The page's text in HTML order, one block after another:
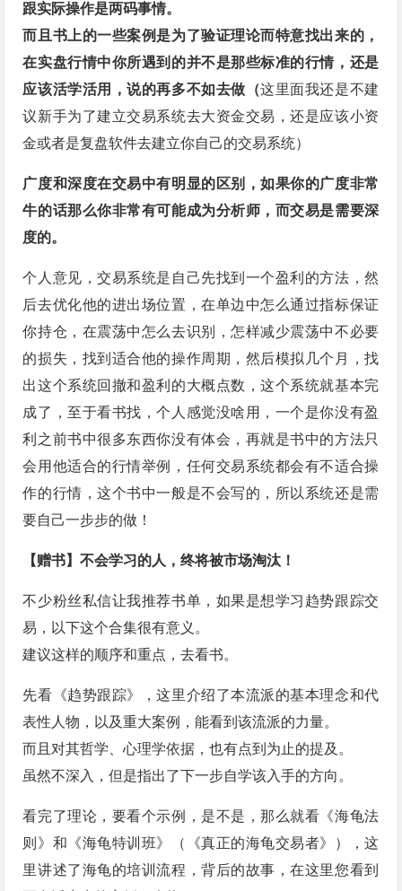
跟实际操作是两码事情。
而且书上的一些案例是为了验证理论而特意找出来的，
在实盘行情中你所遇到的并不是那些标准的行情，还是
应该活学活用，说的再多不如去做（这里面我还是不建
议新手为了建立交易系统去大资金交易，还是应该小资
金或者是复盘软件去建立你自己的交易系统）
广度和深度在交易中有明显的区别，如果你的广度非常
牛的话那么你非常有可能成为分析师，而交易是需要深
度的。
个人意见，交易系统是自己先找到一个盈利的方法，然
后去优化他的进出场位置，在单边中怎么通过指标保证
你持仓，在震荡中怎么去识别，怎样减少震荡中不必要
的损失，找到适合他的操作周期，然后模拟几个月，找
出这个系统回撤和盈利的大概点数，这个系统就基本完
成了，至于看书找，个人感觉没啥用，一个是你没有盈
利之前书中很多东西你没有体会，再就是书中的方法只
会用他适合的行情举例，任何交易系统都会有不适合操
作的行情，这个书中一般是不会写的，所以系统还是需
要自己一步步的做！
【赠书】不会学习的人，终将被市场淘汰！
不少粉丝私信让我推荐书单，如果是想学习趋势跟踪交
易，以下这个合集很有意义。
建议这样的顺序和重点，去看书。
先看《趋势跟踪》，这里介绍了本流派的基本理念和代
表性人物，以及重大案例，能看到该流派的力量。
而且对其哲学、心理学依据，也有点到为止的提及。
虽然不深入，但是指出了下一步自学该入手的方向。
看完了理论，要看个示例，是不是，那么就看《海龟法
则》和《海龟特训班》（《真正的海龟交易者》），这
里讲述了海龟的培训流程，背后的故事，在这里您看到